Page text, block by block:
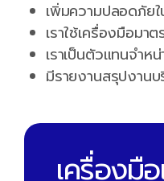
เพิ่มความปลอดภัย
เราใช้เครื่องมือมา
เราเป็นตัวแทนจำห
มีรายงานสรุปงาน
เครื่องมื